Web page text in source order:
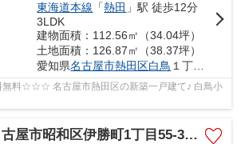
東海道本線 「熱田 」駅 徒歩12分
3LDK
建物面積：112.56㎡（34.04坪）
土地面積：126.87㎡（38.37坪）
愛知県名古屋市熱田区白鳥 １丁目6-23
料☆☆☆ 名古屋市熱田区の新築一戸建て♪ 白鳥小
市昭和区伊勝町1丁目55-3【仲介手数料無料】新築一戸建て